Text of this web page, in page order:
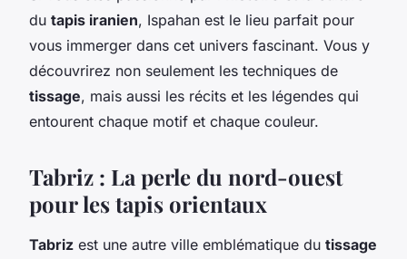
du tapis iranien, Ispahan est le lieu parfait pour
vous immerger dans cet univers fascinant. Vous y
découvrirez non seulement les techniques de
tissage, mais aussi les récits et les légendes qui
entourent chaque motif et chaque couleur.
Tabriz : La perle du nord-ouest
pour les tapis orientaux
Tabriz est une autre ville emblématique du tissage